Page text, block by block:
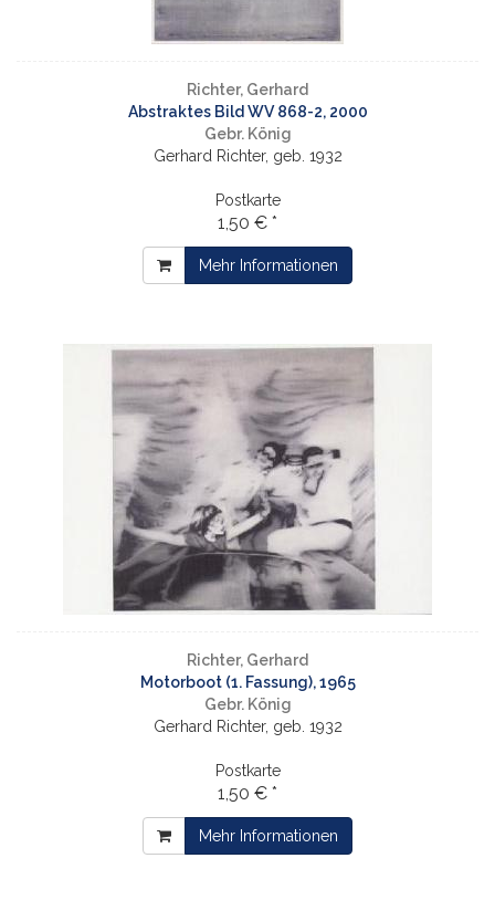
Richter, Gerhard
Abstraktes Bild WV 868-2, 2000
Gebr. König
Gerhard Richter, geb. 1932
Postkarte
1,50 € *
Mehr Informationen
Richter, Gerhard
Motorboot (1. Fassung), 1965
Gebr. König
Gerhard Richter, geb. 1932
Postkarte
1,50 € *
Mehr Informationen